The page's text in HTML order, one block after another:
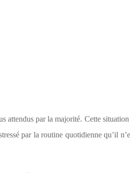
attendus par la majorité. Cette
par la routine quotidienne qu’il